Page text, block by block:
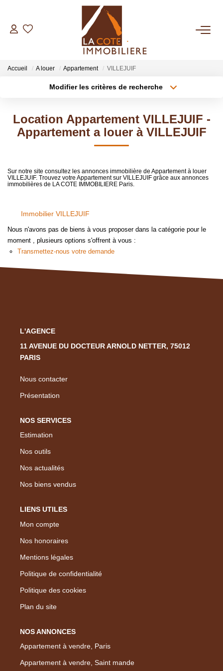
ACHETER
NOTRE AGENCE
Notre Équipe
Nous Rejoindre
Nos Actualités
Accueil A louer Appartement VILLEJUIF
Modifier les critères de recherche
Sélectionnez...
Type de bien
Surface min
Créer une alerte
Location Appartement VILLEJUIF -
Appartement a louer à VILLEJUIF
Sur notre site consultez les annonces immobilière de Appartement à louer
VILLEJUIF. Trouvez votre Appartement sur VILLEJUIF grâce aux annonces
immobilières de LA COTE IMMOBILIERE Paris.
Immobilier VILLEJUIF
Nous n'avons pas de biens à vous proposer dans la catégorie pour le
moment , plusieurs options s'offrent à vous :
Transmettez-nous votre demande
L'AGENCE
11 AVENUE DU DOCTEUR ARNOLD NETTER, 75012
PARIS
Nous contacter
Présentation
NOS SERVICES
Estimation
Nos outils
Nos actualités
Nos biens vendus
LIENS UTILES
Mon compte
Nos honoraires
Mentions légales
Politique de confidentialité
Politique des cookies
Plan du site
NOS ANNONCES
Appartement à vendre, Paris
Appartement à vendre, Saint mande